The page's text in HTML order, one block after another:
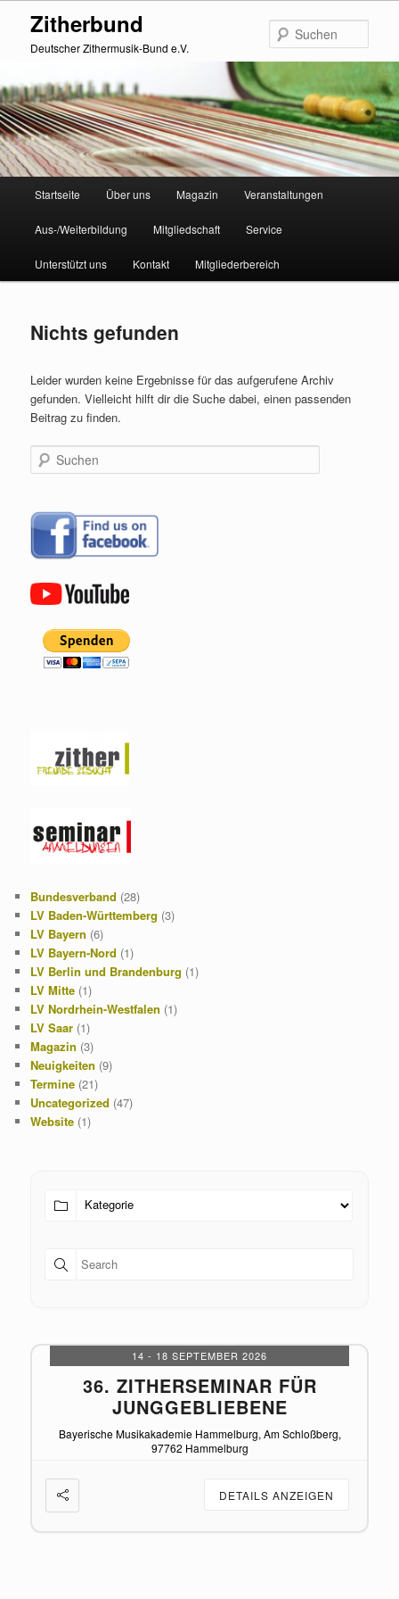
primären
sekundären
Zitherbund
Deutscher Zithermusik-Bund e.V.
Startseite Über uns Magazin Veranstaltungen
Aus-/Weiterbildung Mitgliedschaft Service
Unterstützt uns Kontakt Mitgliederbereich
Nichts gefunden
Leider wurden keine Ergebnisse für das aufgerufene Archiv
gefunden. Vielleicht hilft dir die Suche dabei, einen passenden
Beitrag zu finden.
Suchen
Bundesverband (28)
LV Baden-Württemberg (3)
LV Bayern (6)
LV Bayern-Nord (1)
LV Berlin und Brandenburg (1)
LV Mitte (1)
LV Nordrhein-Westfalen (1)
LV Saar (1)
Magazin (3)
Neuigkeiten (9)
Termine (21)
Uncategorized (47)
Website (1)
14 - 18 SEPTEMBER 2026
36. ZITHERSEMINAR FÜR
JUNGGEBLIEBENE
Bayerische Musikakademie Hammelburg, Am Schloßberg,
97762 Hammelburg
DETAILS ANZEIGEN